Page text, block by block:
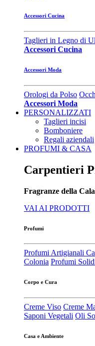
Accessori Cucina
Taglieri in Legno di
Accessori Cucina
Accessori Moda
Orologi da Polso
Accessori Moda
PERSONALIZZATI
Taglieri incisi
Bomboniere
Regali aziendali
PROFUMI & CASA
Carpentieri
Fragranze della
VAI AI PRODOTTI
Profumi
Profumi Artigianali
Colonia Profumi
Corpo e Cura
Creme Viso Creme
Saponi Vegetali Oli
Casa e Ambiente